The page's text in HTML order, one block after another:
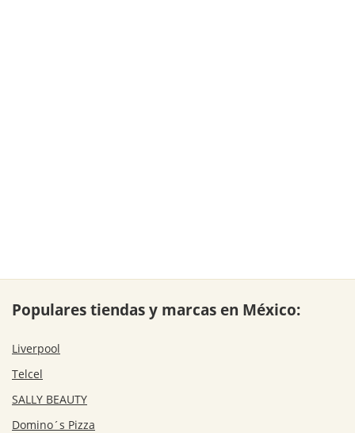
Populares tiendas y marcas en México:
Liverpool
Telcel
SALLY BEAUTY
Domino´s Pizza